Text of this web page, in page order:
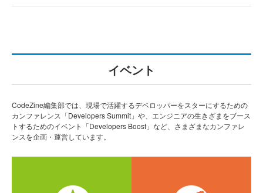
イベント
CodeZine編集部では、現場で活躍するデベロッパーをスターにするための
カンファレンス「Developers Summit」や、エンジニアの生きざまをブース
トするためのイベント「Developers Boost」など、さまざまなカンファレ
ンスを企画・運営しています。